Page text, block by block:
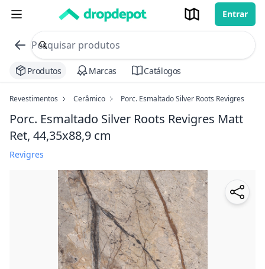
Entrar
commerce search no header
Procurar
Produtos Marcas Catálogos
Revestimentos Cerâmico Porc. Esmaltado Silver Roots Revigres
Porc. Esmaltado Silver Roots Revigres Matt
Ret, 44,35x88,9 cm
Revigres